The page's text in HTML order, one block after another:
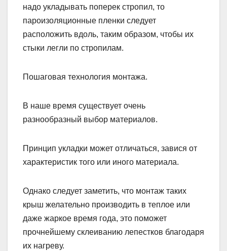
надо укладывать поперек стропил, то
пароизоляционные пленки следует
расположить вдоль, таким образом, чтобы их
стыки легли по стропилам.
Пошаговая технология монтажа.
В наше время существует очень
разнообразный выбор материалов.
Принцип укладки может отличаться, завися от
характеристик того или иного материала.
Однако следует заметить, что монтаж таких
крыш желательно производить в теплое или
даже жаркое время года, это поможет
прочнейшему склеиванию лепестков благодаря
их нагреву.